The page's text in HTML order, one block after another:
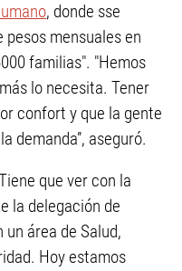
, donde sse
mensuales en
familias". "Hemos
lo necesita. Tener
confort y que la gente
demanda”, aseguró.
que ver con la
la delegación de
área de Salud,
Hoy estamos